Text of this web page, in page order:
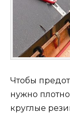
Чтобы
нужно
круглые